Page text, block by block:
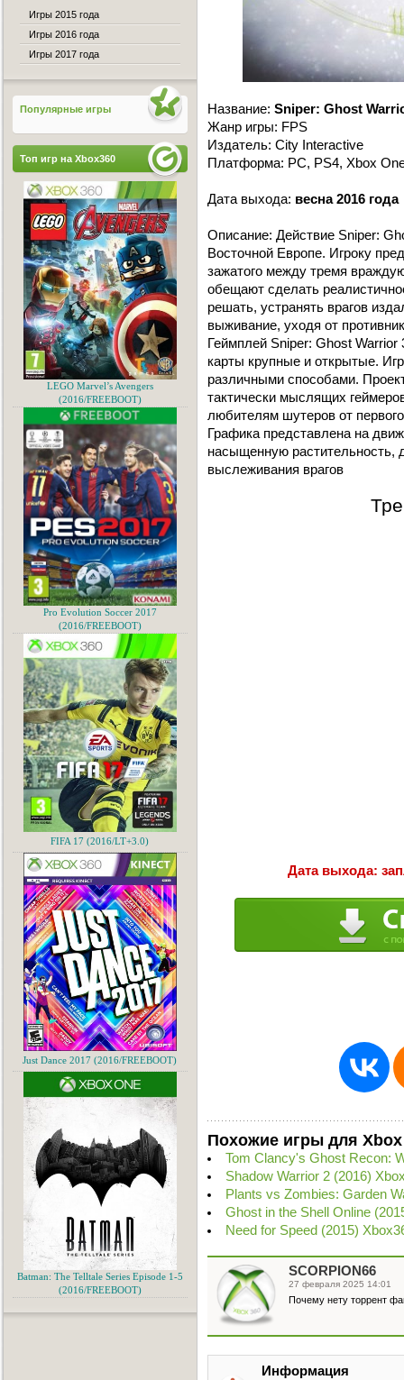
Название: Sniper: Ghost
Жанр игры: FPS
Издатель: City Interactive
Платформа: PC, PS4, Xbox
Дата выхода: весна 2016 года
Описание: Действие Sniper:
Восточной Европе. Игроку
зажатого между тремя
обещают сделать
решать, устранять врагов
выживание, уходя от
Геймплей Sniper: Ghost
карты крупные и открытые.
различными способами.
тактически мыслящих
любителям шутеров от
Графика представлена на
насыщенную растительность,
выслеживания врагов
Дата выхода:
Похожие игры для Xbox
Tom Clancy's Ghost Recon:
Shadow Warrior 2 (2016)
Plants vs Zombies: Garden
Ghost in the Shell Online
Need for Speed (2015)
SCORPION66
27 февраля 2025 14:01
Почему нету торрент
Информация
Игры 2015 года
Игры 2016 года
Игры 2017 года
Популярные игры
Топ игр на Xbox360
LEGO Marvel’s Avengers
(2016/FREEBOOT)
Pro Evolution Soccer 2017
(2016/FREEBOOT)
FIFA 17 (2016/LT+3.0)
Just Dance 2017 (2016/FREEBOOT)
Batman: The Telltale Series Episode 1-5
(2016/FREEBOOT)